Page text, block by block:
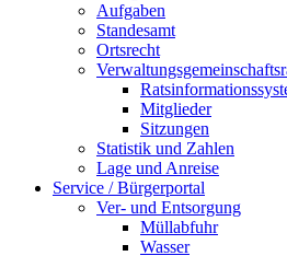
Aufgaben
Standesamt
Ortsrecht
Mitglieder
Sitzungen
Statistik und Zahlen
Lage und Anreise
Service / Bürgerportal
Ver- und Entsorgung
Müllabfuhr
Wasser